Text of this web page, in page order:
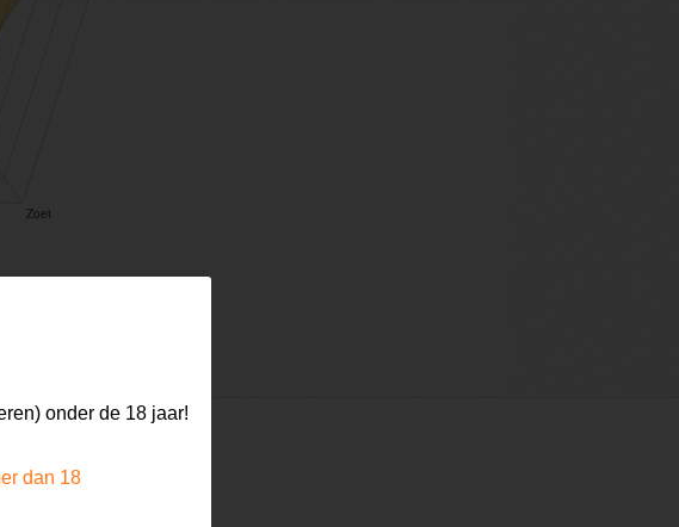
onder de 18 jaar!
dan 18